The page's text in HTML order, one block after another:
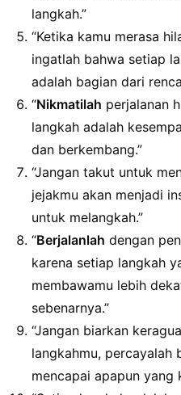
langkah.”
“Ketika kamu merasa
ingatlah bahwa setiap
adalah bagian dari
“Nikmatilah perjalanan
langkah adalah
dan berkembang.”
“Jangan takut untuk
jejakmu akan menjadi
untuk melangkah.”
“Berjalanlah dengan
karena setiap langkah
membawamu lebih
sebenarnya.”
“Jangan biarkan
langkahmu, percayalah
mencapai apapun yang